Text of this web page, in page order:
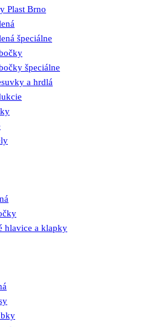
Plast Brno
špeciálne
špeciálne
a hrdlá
hlavice a klapky